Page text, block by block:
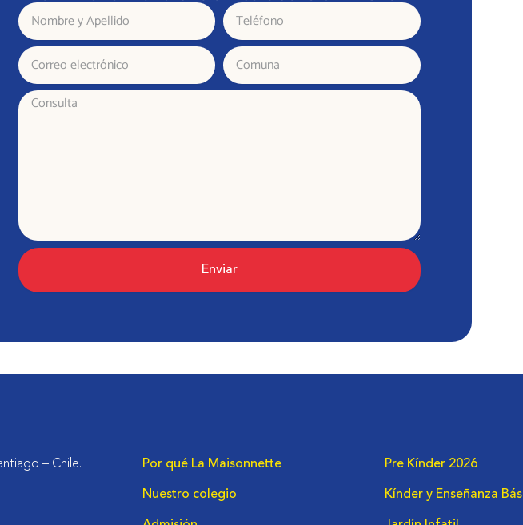
Nombre
y
Apellido
Teléfono
Correo
electrónico
Comuna
Consulta
Enviar
– Chile.
Por qué La Maisonnette
Nuestro colegio
Pre Kínder 2026
Kínder y Enseñanza